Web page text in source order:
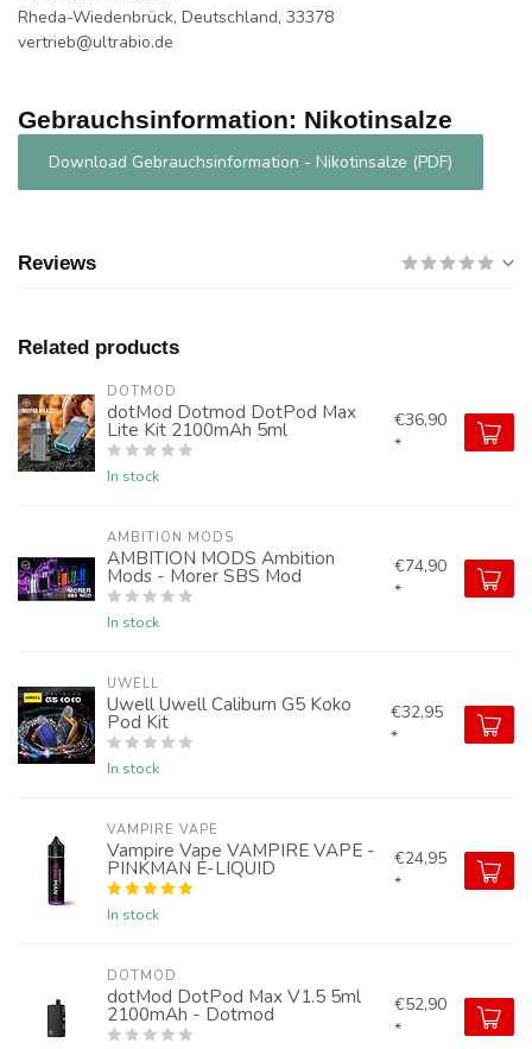
Rheda-Wiedenbrück, Deutschland, 33378
vertrieb@ultrabio.de
Gebrauchsinformation: Nikotinsalze
Download Gebrauchsinformation - Nikotinsalze (PDF)
Reviews
Related products
DOTMOD
dotMod Dotmod DotPod Max
Lite Kit 2100mAh 5ml
In stock
€36,90
*
AMBITION MODS
AMBITION MODS Ambition
Mods - Morer SBS Mod
In stock
€74,90
*
UWELL
Uwell Uwell Caliburn G5 Koko
Pod Kit
In stock
€32,95
*
VAMPIRE VAPE
Vampire Vape VAMPIRE VAPE -
PINKMAN E-LIQUID
In stock
€24,95
*
DOTMOD
dotMod DotPod Max V1.5 5ml
2100mAh - Dotmod
€52,90
*